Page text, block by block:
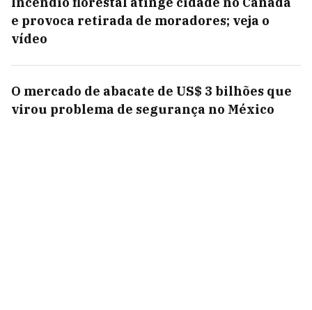
e provoca retirada de moradores; veja o
vídeo
O mercado de abacate de US$ 3 bilhões que
virou problema de segurança no México